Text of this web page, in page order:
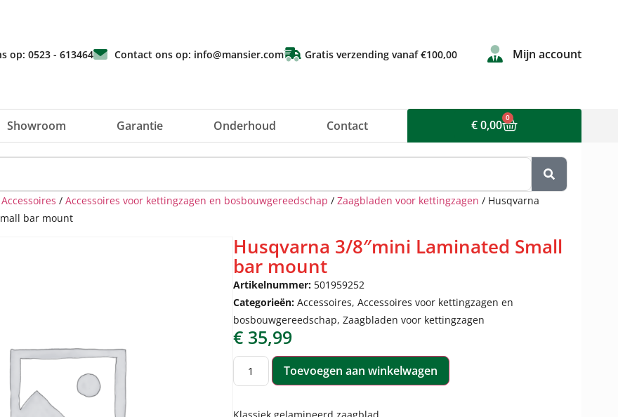
op: 0523 - 613464 Contact ons op: info@mansier.com Gratis verzending vanaf €100,00 Mijn account
Showroom Garantie Onderhoud Contact €0,00 0
Accessoires / Accessoires voor kettingzagen en bosbouwgereedschap / Zaagbladen voor kettingzagen / Husqvarna
bar mount
Husqvarna 3/8″mini Laminated Small
bar mount
Artikelnummer: 501959252
Categorieën: Accessoires, Accessoires voor kettingzagen en
bosbouwgereedschap, Zaagbladen voor kettingzagen
€ 35,99
Toevoegen aan winkelwagen